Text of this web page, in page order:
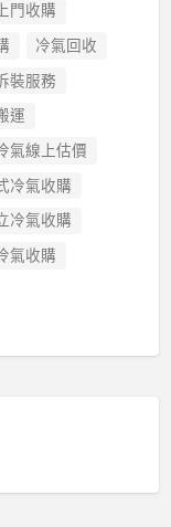
門收購
冷氣回收
裝服務
運
氣線上估價
冷氣收購
冷氣收購
氣收購